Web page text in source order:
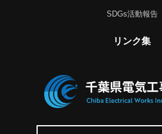
SDGs活動報告
リンク集